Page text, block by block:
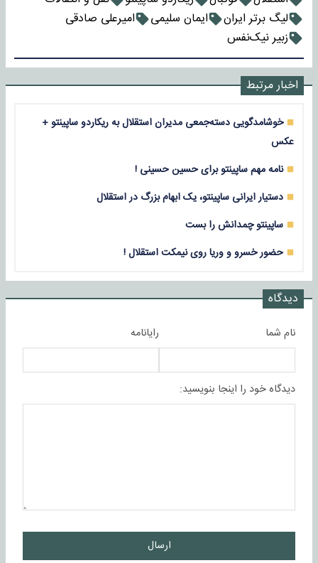
لیگ برتر ایران
ایمان سلیمی
امیرعلی صادقی
زبیر نیک‌نفس
اخبار مرتبط
خوشامدگویی دسته‌جمعی مدیران استقلال به ریکاردو ساپینتو +
عکس
نامه مهم ساپینتو برای حسین حسینی !
دستیار ایرانی ساپینتو، یک ابهام بزرگ در استقلال
ساپینتو چمدانش را بست
حضور خسرو و وریا روی نیمکت استقلال !
دیدگاه
نام شما رایانامه
دیدگاه خود را اینجا بنویسید:
ارسال